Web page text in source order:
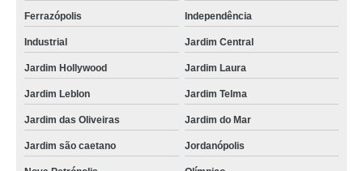
Ferrazópolis Independência
Industrial Jardim Central
Jardim Hollywood Jardim Laura
Jardim Leblon Jardim Telma
Jardim das Oliveiras Jardim do Mar
Jardim são caetano Jordanópolis